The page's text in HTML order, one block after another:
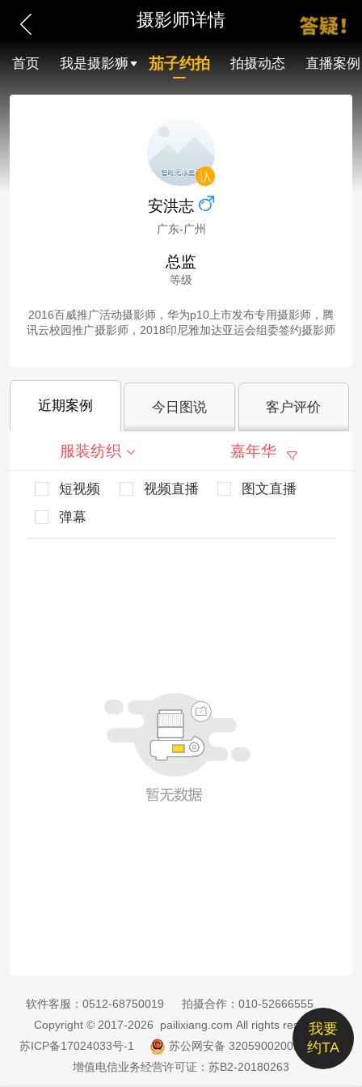
摄影师详情
首页 我是摄影狮 茄子约拍 拍摄动态 直播案例
安洪志
广东-广州
总监
等级
2016百威推广活动摄影师，华为p10上市发布专用摄影师，腾
讯云校园推广摄影师，2018印尼雅加达亚运会组委签约摄影师
近期案例 今日图说 客户评价
服装纺织 嘉年华
短视频 视频直播
图文直播
弹幕
我要
约TA
软件客服： 0512-68750019 拍摄合作： 010-52666555
Copyright © 2017-2026 pailixiang.com All rights reserved
苏ICP备17024033号-1
苏公网安备 32059002002885号
增值电信业务经营许可证：苏B2-20180263